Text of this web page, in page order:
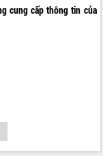
cung cấp thông tin của